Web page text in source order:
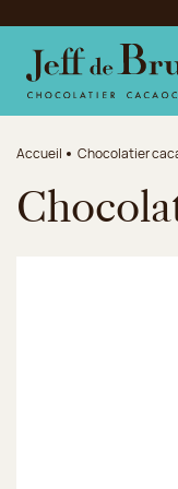
Aller au contenu
Aller au pied de page
Accueil Chocolatier